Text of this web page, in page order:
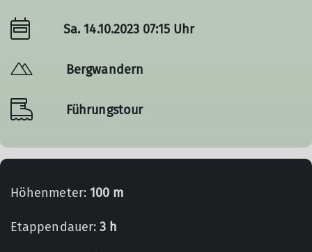
Sa. 14.10.2023 07:15 Uhr
Bergwandern
Führungstour
Höhenmeter: 100 m
Etappendauer:3 h